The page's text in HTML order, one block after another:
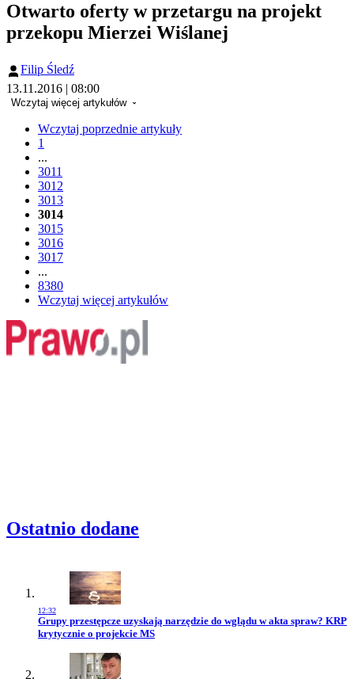
Otwarto oferty w przetargu na projekt
przekopu Mierzei Wiślanej
Filip Śledź
13.11.2016 | 08:00
Wczytaj więcej artykułów
Wczytaj poprzednie artykuły
1
...
3011
3012
3013
3014
3015
3016
3017
...
8380
Wczytaj więcej artykułów
Ostatnio dodane
12:32
Przejdź do artykułu:
Grupy przestępcze uzyskają narzędzie do wglądu w akta spraw? KRP
krytycznie o projekcie MS